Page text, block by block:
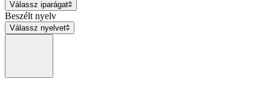
Válassz iparágat
Beszélt nyelv
Válassz nyelvet